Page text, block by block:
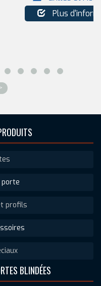
porte
profils
BLINDÉES